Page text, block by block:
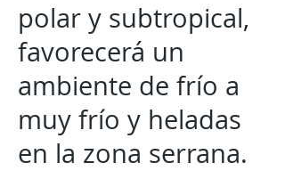
polar y subtropical,
favorecerá un
ambiente de frío a
muy frío y heladas
en la zona serrana.